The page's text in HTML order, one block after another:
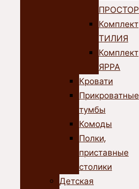
ПРОСТОР
Комплект
ТИЛИЯ
Комплект
ЯРРА
Кровати
Прикроватные
тумбы
Комоды
Полки,
приставные
столики
Детская